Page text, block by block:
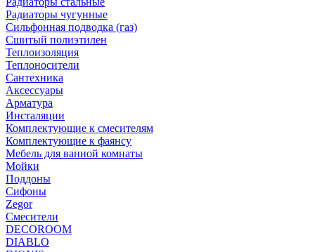
Радиаторы чугунные
Сильфонная подводка (газ)
Сшитый полиэтилен
Теплоизоляция
Теплоносители
Сантехника
Аксессуары
Арматура
Инсталяции
Комплектующие к смесителям
Комплектующие к фаянсу
Мебель для ванной комнаты
Мойки
Поддоны
Сифоны
Zegor
Смесители
DECOROOM
DIABLO